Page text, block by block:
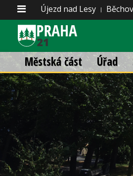
Újezd nad Lesy
Městská část Úřad